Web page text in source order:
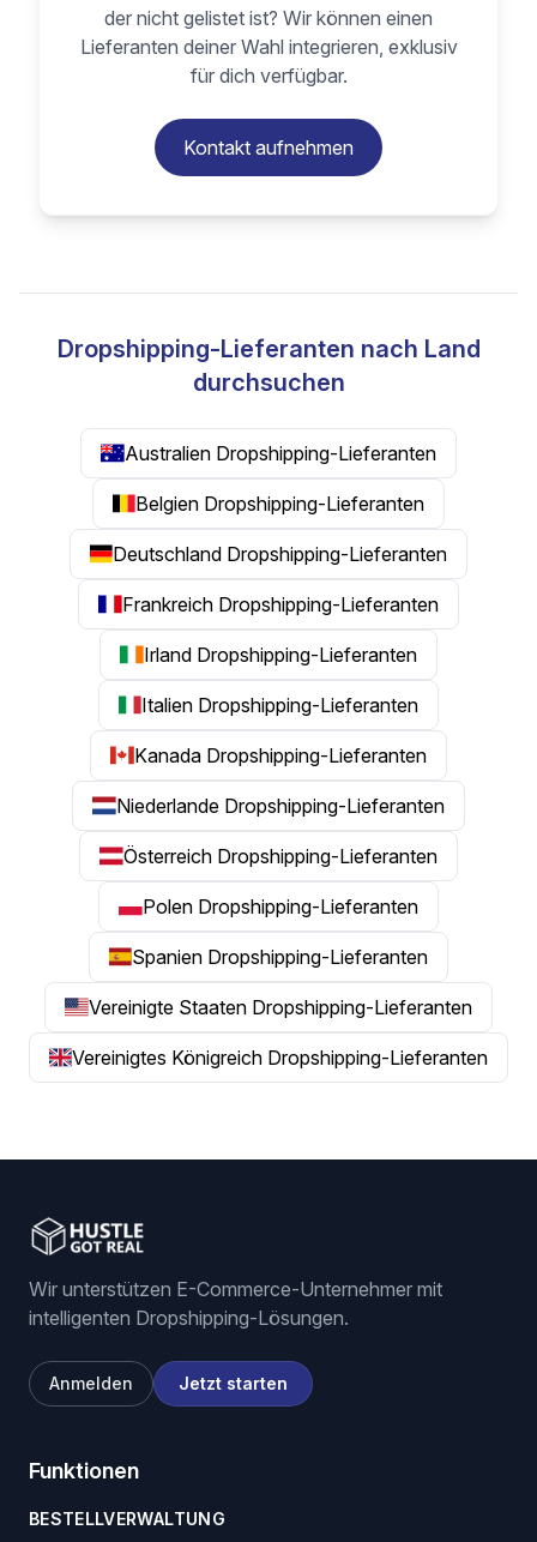
der nicht gelistet ist? Wir können einen
Lieferanten deiner Wahl integrieren, exklusiv
für dich verfügbar.
Kontakt aufnehmen
Dropshipping-Lieferanten nach Land
durchsuchen
Australien Dropshipping-Lieferanten
Belgien Dropshipping-Lieferanten
Deutschland Dropshipping-Lieferanten
Frankreich Dropshipping-Lieferanten
Irland Dropshipping-Lieferanten
Italien Dropshipping-Lieferanten
Kanada Dropshipping-Lieferanten
Niederlande Dropshipping-Lieferanten
Österreich Dropshipping-Lieferanten
Polen Dropshipping-Lieferanten
Spanien Dropshipping-Lieferanten
Vereinigte Staaten Dropshipping-Lieferanten
Vereinigtes Königreich Dropshipping-Lieferanten
Wir unterstützen E-Commerce-Unternehmer mit
intelligenten Dropshipping-Lösungen.
Anmelden Jetzt starten
Funktionen
BESTELLVERWALTUNG